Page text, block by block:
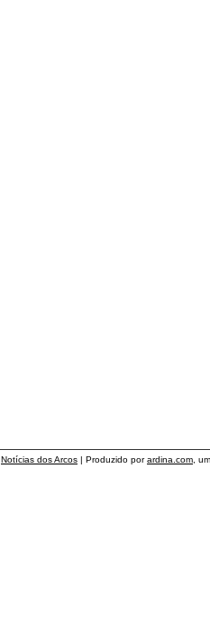
Notícias dos Arcos | Produzido porardina.com ,